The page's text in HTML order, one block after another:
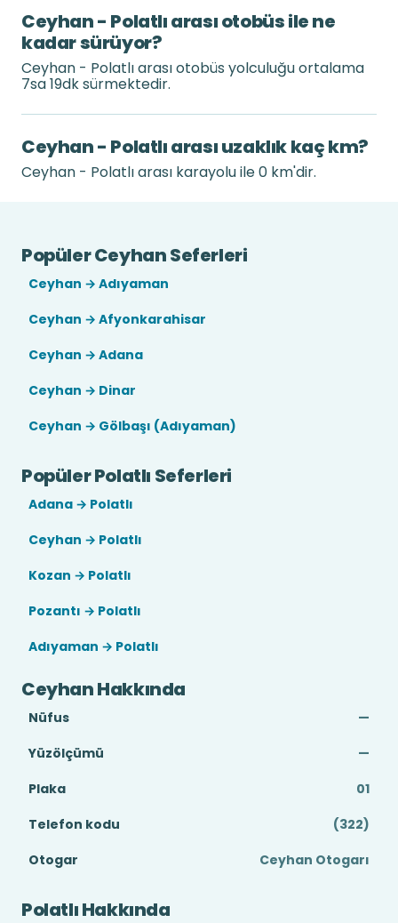
Ceyhan - Polatlı arası otobüs ile ne
kadar sürüyor?
Ceyhan - Polatlı arası otobüs yolculuğu ortalama
7sa 19dk sürmektedir.
Ceyhan - Polatlı arası uzaklık kaç km?
Ceyhan - Polatlı arası karayolu ile 0 km'dir.
Popüler Ceyhan Seferleri
Ceyhan → Adıyaman
Ceyhan → Afyonkarahisar
Ceyhan → Adana
Ceyhan → Dinar
Ceyhan → Gölbaşı (Adıyaman)
Popüler Polatlı Seferleri
Adana → Polatlı
Ceyhan → Polatlı
Kozan → Polatlı
Pozantı → Polatlı
Adıyaman → Polatlı
Ceyhan Hakkında
Nüfus
—
Yüzölçümü
—
Plaka
01
Telefon kodu
(322)
Otogar
Ceyhan Otogarı
Polatlı Hakkında